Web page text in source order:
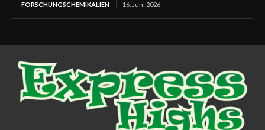
FORSCHUNGSCHEMIKALIEN 16. Juni 2026